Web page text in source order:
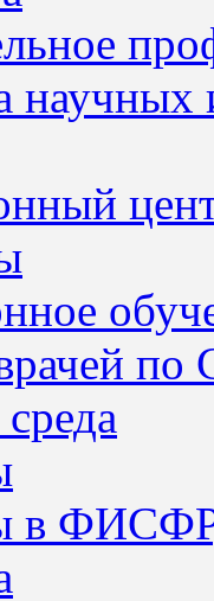
научных
по
в